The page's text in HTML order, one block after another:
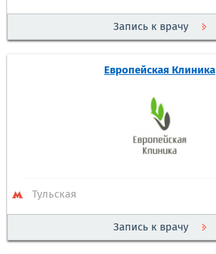
Запись к врачу
Европейская Клиника
Тульская
Запись к врачу